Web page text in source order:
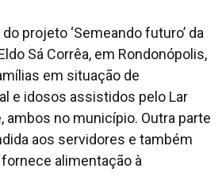
projeto ‘Semeando futuro’ da
Sá Corrêa, em Rondonópolis,
em situação de
e idosos assistidos pelo Lar
ambos no município. Outra parte
aos servidores e também
alimentação à